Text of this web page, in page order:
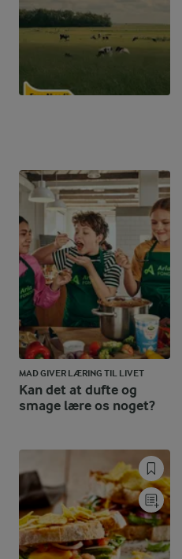
MAD GIVER LÆRING TIL LIVET
Kan det at dufte og
smage lære os noget?